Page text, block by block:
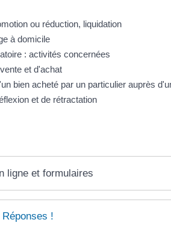
ou réduction, liquidation
à domicile
: activités concernées
et d'achat
bien acheté par un particulier auprès
et de rétractation
ligne et formulaires
!